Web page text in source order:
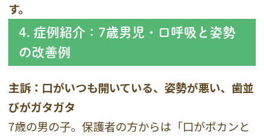
す。
4. 症例紹介：7歳男児・口呼吸と姿勢
の改善例
主訴：口がいつも開いている、姿勢が悪い、歯並
びがガタガタ
7歳の男の子。保護者の方からは「口がポカンと